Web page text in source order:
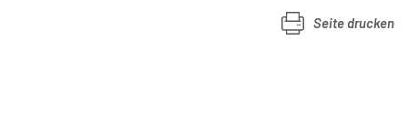
Seite drucken